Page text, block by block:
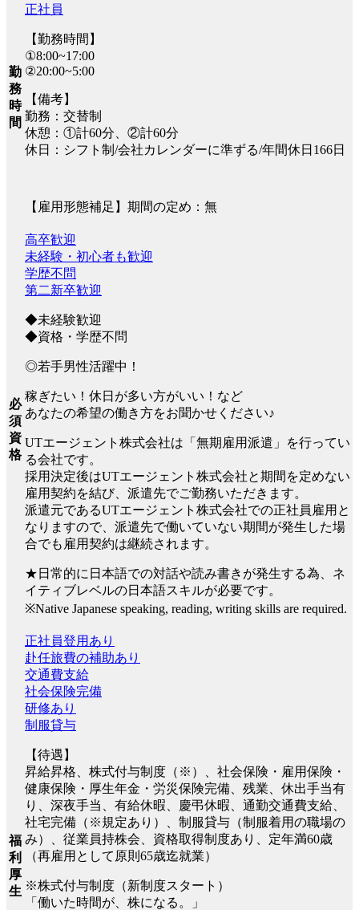
勤
務
時
間
正社員
【勤務時間】
①8:00~17:00
②20:00~5:00
【備考】
勤務：交替制
休憩：①計60分、②計60分
休日：シフト制/会社カレンダーに準ずる/年間休日166日
【雇用形態補足】期間の定め：無
必
須
資
格
高卒歓迎
未経験・初心者も歓迎
学歴不問
第二新卒歓迎
◆未経験歓迎
◆資格・学歴不問
◎若手男性活躍中！
稼ぎたい！休日が多い方がいい！など
あなたの希望の働き方をお聞かせください♪
UTエージェント株式会社は「無期雇用派遣」を行ってい
る会社です。
採用決定後はUTエージェント株式会社と期間を定めない
雇用契約を結び、派遣先でご勤務いただきます。
派遣元であるUTエージェント株式会社での正社員雇用と
なりますので、派遣先で働いていない期間が発生した場
合でも雇用契約は継続されます。
★日常的に日本語での対話や読み書きが発生する為、ネ
イティブレベルの日本語スキルが必要です。
※Native Japanese speaking, reading, writing skills are required.
福
利
厚
生
正社員登用あり
赴任旅費の補助あり
交通費支給
社会保険完備
研修あり
制服貸与
【待遇】
昇給昇格、株式付与制度（※）、社会保険・雇用保険・
健康保険・厚生年金・労災保険完備、残業、休出手当有
り、深夜手当、有給休暇、慶弔休暇、通勤交通費支給、
社宅完備（※規定あり）、制服貸与（制服着用の職場の
み）、従業員持株会、資格取得制度あり、定年満60歳
（再雇用として原則65歳迄就業）
※株式付与制度（新制度スタート）
「働いた時間が、株になる。」